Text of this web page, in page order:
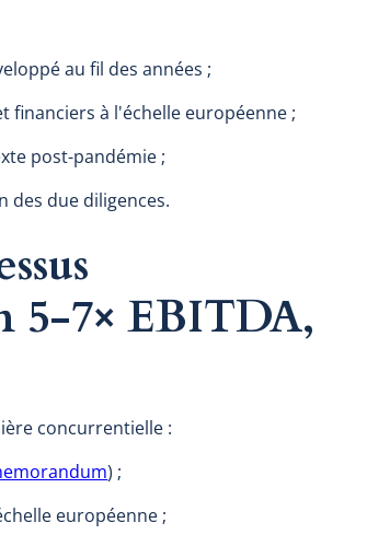
au fil des années ;
financiers à l'échelle européenne ;
post-pandémie ;
des due diligences.
5-7× EBITDA,
concurrentielle :
) ;
européenne ;